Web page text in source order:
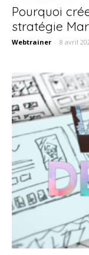
Pourquoi
stratégie
Webtrainer - 8 avril